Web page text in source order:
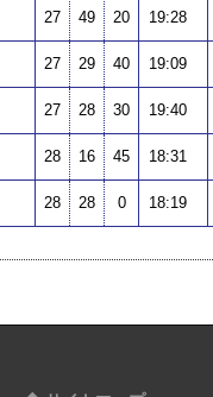
27 49 20 19:28
27 29 40 19:09
27 28 30 19:40
28 16 45 18:31
28 28 0 18:19